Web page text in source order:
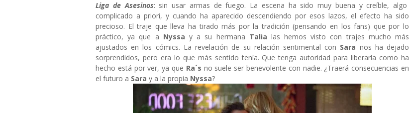
Liga de Asesinos: sin usar armas de fuego. La escena ha sido muy buena y creíble, algo
complicado a priori, y cuando ha aparecido descendiendo por esos lazos, el efecto ha sido
precioso. El traje que lleva ha tirado más por la tradición (pensando en los fans) que por lo
práctico, ya que a Nyssa y a su hermana Talia las hemos visto con trajes mucho más
ajustados en los cómics. La revelación de su relación sentimental con Sara nos ha dejado
sorprendidos, pero era lo que más sentido tenía. Que tenga autoridad para liberarla como ha
hecho está por ver, ya que Ra´s no suele ser benevolente con nadie. ¿Traerá consecuencias en
el futuro a Sara y a la propia Nyssa?